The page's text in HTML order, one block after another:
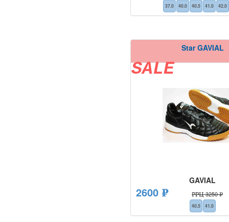
37.0 40.0 40.5 41.0 42.0
Star GAVIAL
SALE
GAVIAL
2600 ₽ РРЦ 3250 ₽
40.5 41.0